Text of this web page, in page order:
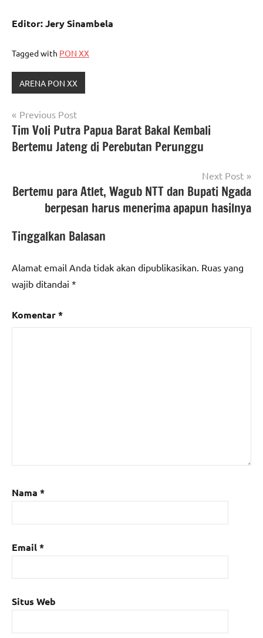
Editor: Jery Sinambela
Tagged with PON XX
ARENA PON XX
Navigasi
pos
Previous Post
Tim Voli Putra Papua Barat Bakal Kembali
Bertemu Jateng di Perebutan Perunggu
Next Post
Bertemu para Atlet, Wagub NTT dan Bupati Ngada
berpesan harus menerima apapun hasilnya
Tinggalkan Balasan
Alamat email Anda tidak akan dipublikasikan. Ruas yang
wajib ditandai *
Komentar*
Nama *
Email*
Situs Web